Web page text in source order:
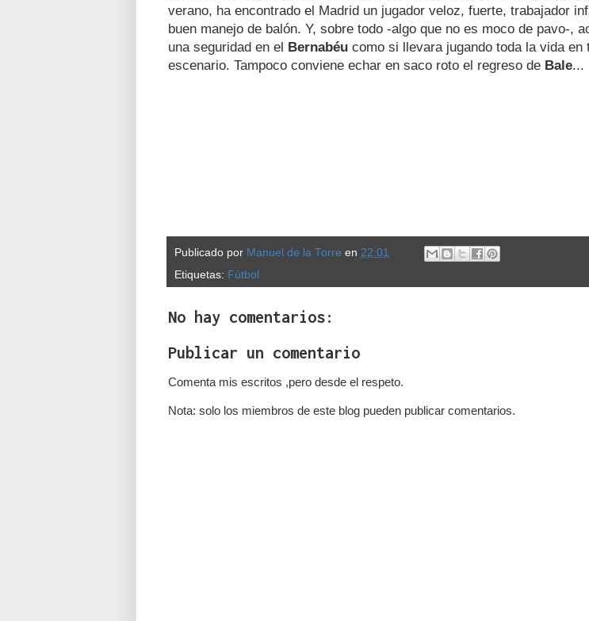
verano, ha encontrado el Madrid un jugador veloz, fuerte, trabajador
buen manejo de balón. Y, sobre todo -algo que no es moco de pavo-,
una seguridad en el Bernabéu como si llevara jugando toda la vida en
escenario. Tampoco conviene echar en saco roto el regreso de Bale...
Publicado por Manuel de la Torre en 22:01
Etiquetas: Fútbol
No hay comentarios:
Publicar un comentario
Comenta mis escritos ,pero desde el respeto.
Nota: solo los miembros de este blog pueden publicar comentarios.